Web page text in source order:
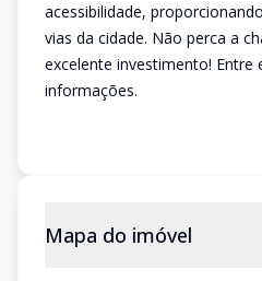
acessibilidade,
vias da cidade. Não perca a
excelente investimento!
informações.
Mapa do imóvel